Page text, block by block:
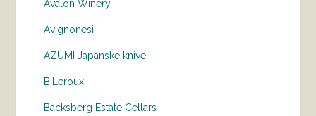
Avalon Winery
Avignonesi
AZUMI Japanske knive
B.Leroux
Backsberg Estate Cellars